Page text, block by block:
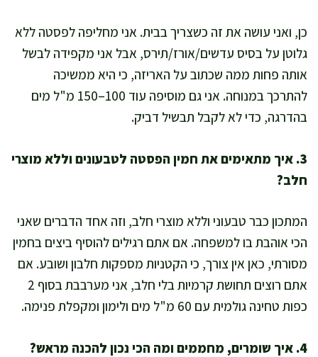
כן, ואני עושה את זה כשצריך בבית. אני מחליפה לפסטה ללא
גלוטן על בסיס עדשים/אורז/תירס, אבל אני מקפידה לבשל
אותה פחות ממה שכתוב על האריזה, כי היא ממשיכה
להתרכך במנוחה. אני גם מוסיפה עוד 100–150 מ"ל מים
בהדרגה, כדי לא לקבל תבשיל דביק.
3. איך מתאימים את חמין הפסטה לטבעונים וללא מוצרי
חלב?
המתכון כבר טבעוני וללא מוצרי חלב, וזה אחד הדברים שאני
הכי אוהבת בו למשפחה. אם אתם רגילים להוסיף ביצים בחמין
מסורתי, כאן אין צורך, כי הקטניות מספקות חלבון ושובע. אם
אתם רוצים תחושת קרמיות בלי חלב, אני מערבבת בסוף 2
כפות טחינה גולמית עם 60 מ"ל מים ולימון ומקפלת פנימה.
4. איך שומרים, מחממים ומה הכי נכון להכנה מראש?